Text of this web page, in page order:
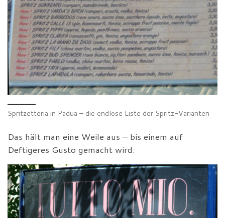
Spritzetteria in Padua – die endlose Liste der Spritz-Varianten
Das hält man eine Weile aus – bis einem auf
Deftigeres Gusto gemacht wird: